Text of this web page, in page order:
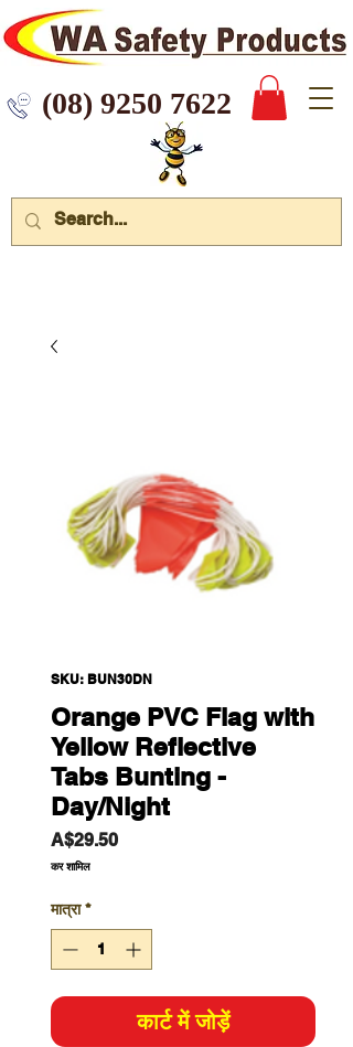
7622
SKU: BUN30DN
Orange PVC Flag with
Yellow Reflective
Tabs Bunting -
Day/Night
A$29.50मूल्य
कर शामिल
मात्रा *
कार्ट में जोड़ें